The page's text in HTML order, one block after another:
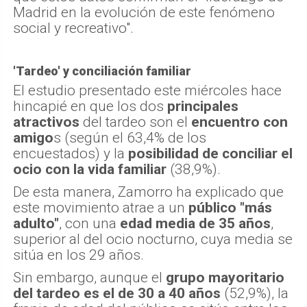
Madrid en la evolución de este fenómeno
social y recreativo".
'Tardeo' y conciliación familiar
El estudio presentado este miércoles hace
hincapié en que los dos principales
atractivos del tardeo son el encuentro con
amigos (según el 63,4% de los
encuestados) y la posibilidad de conciliar el
ocio con la vida familiar (38,9%).
De esta manera, Zamorro ha explicado que
este movimiento atrae a un público "más
adulto", con una edad media de 35 años,
superior al del ocio nocturno, cuya media se
sitúa en los 29 años.
Sin embargo, aunque el grupo mayoritario
del tardeo es el de 30 a 40 años (52,9%), la